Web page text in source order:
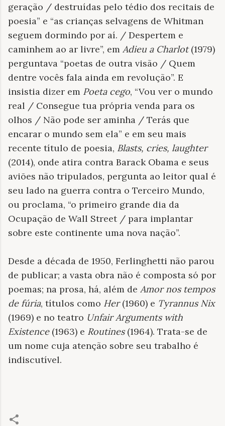
geração / destruídas pelo tédio dos recitais de
poesia” e “as crianças selvagens de Whitman
seguem dormindo por aí. / Despertem e
caminhem ao ar livre”, em Adieu a Charlot(1979)
perguntava “poetas de outra visão / Quem
dentre vocês fala ainda em revolução”. E
insistia dizer em Poeta cego, “Vou ver o mundo
real / Consegue tua própria venda para os
olhos / Não pode ser aminha / Terás que
encarar o mundo sem ela” e em seu mais
recente título de poesia, Blasts, cries, laughter
(2014), onde atira contra Barack Obama e seus
aviões não tripulados, pergunta ao leitor qual é
seu lado na guerra contra o Terceiro Mundo,
ou proclama, “o primeiro grande dia da
Ocupação de Wall Street / para implantar
sobre este continente uma nova nação”.
Desde a década de 1950, Ferlinghetti não parou
de publicar; a vasta obra não é composta só por
poemas; na prosa, há, além de Amor nos tempos
de fúria, títulos como Her(1960) e Tyrannus Nix
(1969) e no teatro Unfair Arguments with
Existence(1963) e Routines(1964). Trata-se de
um nome cuja atenção sobre seu trabalho é
indiscutível.